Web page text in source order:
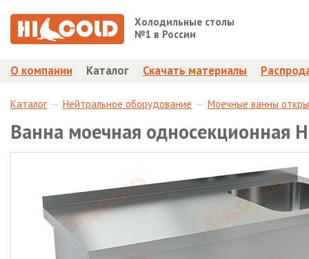
Холодильные столы
№1 в России
О компании Каталог Скачать материалы
Каталог Нейтральное оборудование Моечные ванны
Ванна моечная односекционная